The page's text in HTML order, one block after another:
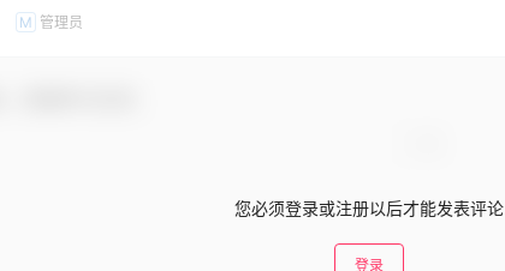
M 管理员
您必须登录或注册以后才能发表评论
登录